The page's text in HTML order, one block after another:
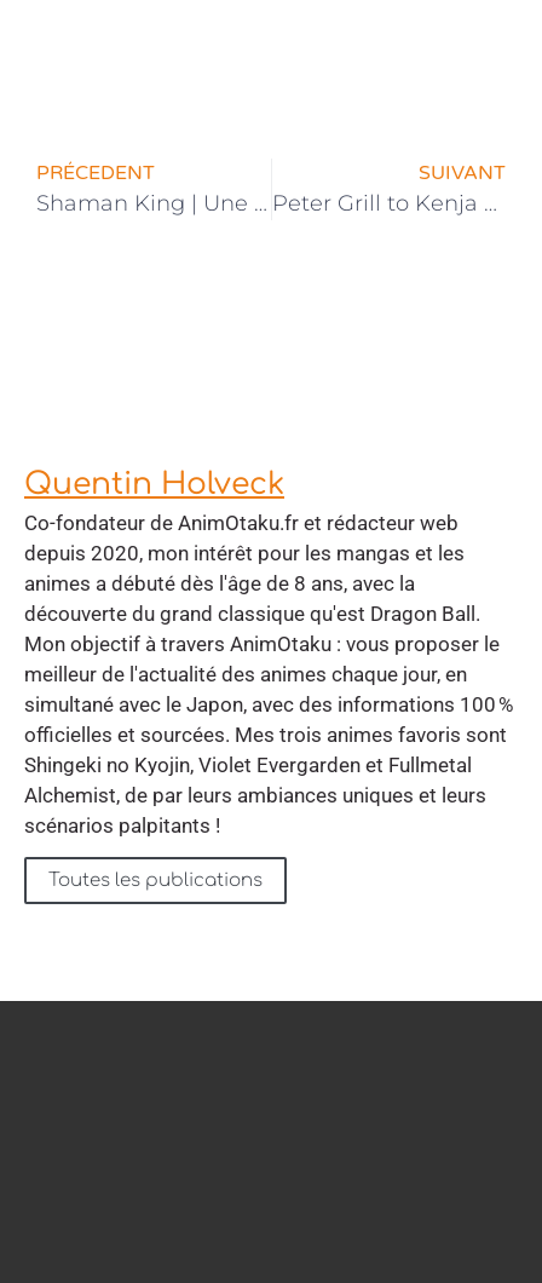
PRÉCEDENT
Shaman King | Une Nouvelle Version de L’Anime Annoncée
SUIVANT
Peter Grill to Kenja no Jikan | Un Second Teaser Dévoilé
Quentin Holveck
Co-fondateur de AnimOtaku.fr et rédacteur web
depuis 2020, mon intérêt pour les mangas et les
animes a débuté dès l'âge de 8 ans, avec la
découverte du grand classique qu'est Dragon Ball.
Mon objectif à travers AnimOtaku : vous proposer le
meilleur de l'actualité des animes chaque jour, en
simultané avec le Japon, avec des informations 100 %
officielles et sourcées. Mes trois animes favoris sont
Shingeki no Kyojin, Violet Evergarden et Fullmetal
Alchemist, de par leurs ambiances uniques et leurs
scénarios palpitants !
Toutes les publications